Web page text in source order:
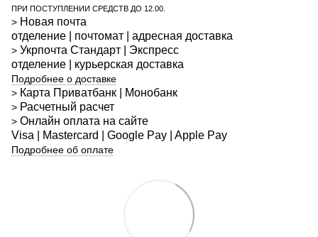
ПРИ ПОСТУПЛЕНИИ СРЕДСТВ ДО 12.00.
> Новая почта
отделение | почтомат | адресная доставка
> Укрпочта Стандарт
| Экспресс
отделение | курьерская доставка
Подробнее о доставке
> Карта Приватбанк | Монобанк
> Расчетный расчет
> Онлайн оплата на сайте
Visa | Mastercard | Google Pay | Apple Pay
Подробнее об оплате